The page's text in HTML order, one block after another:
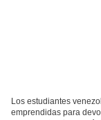
Los estudiantes
emprendidas para